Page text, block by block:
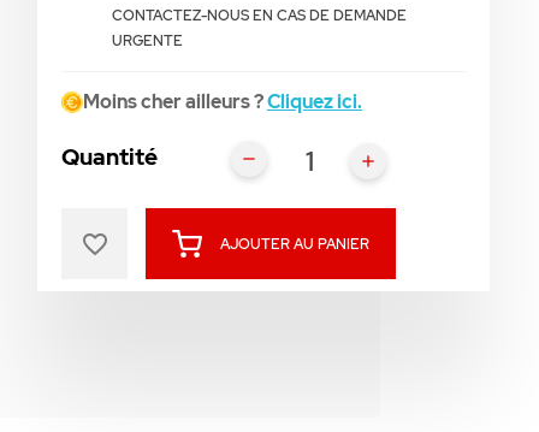
CONTACTEZ-NOUS EN CAS DE DEMANDE
URGENTE
Moins cher ailleurs ?Cliquez ici.
Quantité
AJOUTER AU PANIER
favorite_border